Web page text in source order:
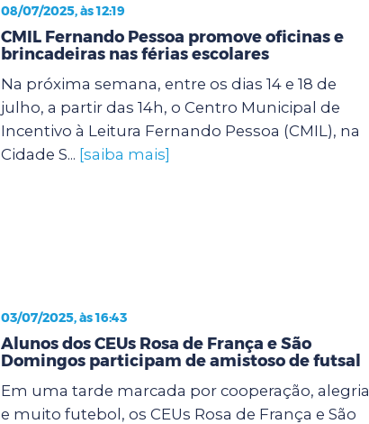
08/07/2025, às 12:19
CMIL Fernando Pessoa promove oficinas e
brincadeiras nas férias escolares
Na próxima semana, entre os dias 14 e 18 de
julho, a partir das 14h, o Centro Municipal de
Incentivo à Leitura Fernando Pessoa (CMIL), na
Cidade S... [saiba mais]
03/07/2025, às 16:43
Alunos dos CEUs Rosa de França e São
Domingos participam de amistoso de futsal
Em uma tarde marcada por cooperação, alegria
e muito futebol, os CEUs Rosa de França e São